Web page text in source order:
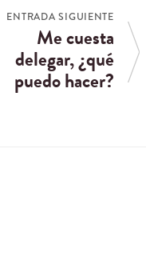
ENTRADA SIGUIENTE
Me cuesta
delegar, ¿qué
puedo hacer?